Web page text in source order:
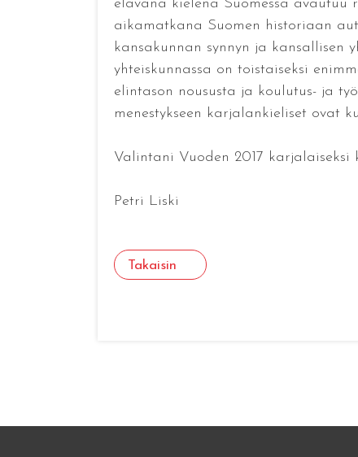
elävänä kielenä Suomessa
aikamatkana Suomen historiaan
kansakunnan synnyn ja kansallisen
yhteiskunnassa on toistaiseksi
elintason noususta ja koulutus- ja
menestykseen karjalankieliset ovat
Valintani Vuoden 2017
Petri Liski
Takaisin